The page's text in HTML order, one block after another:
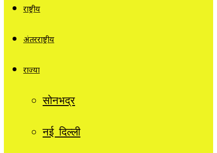
राष्ट्रीय
अंतरराष्ट्रीय
राज्यों
सोनभद्र
नई दिल्ली